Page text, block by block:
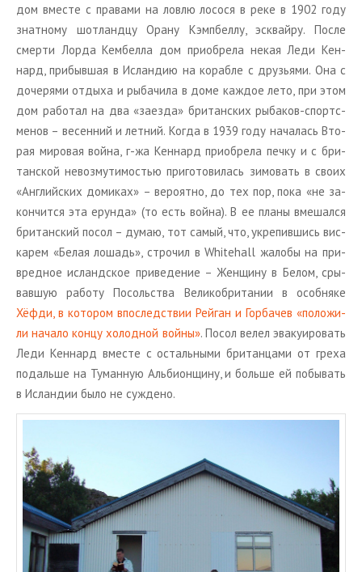
дом вме­сте с пра­ва­ми на ловлю ло­со­ся в реке в 1902 году
знат­но­му шот­ланд­цу Орану Кэм­п­бел­лу, эс­квай­ру. После
смер­ти Лорда Кем­бел­ла дом при­об­ре­ла некая Леди Кен­
нард, при­быв­шая в Ис­лан­дию на ко­раб­ле с дру­зья­ми. Она с
до­че­ря­ми от­ды­ха и ры­ба­чи­ла в доме каж­дое лето, при этом
дом ра­бо­тал на два «за­ез­да» бри­тан­ских ры­ба­ков-спортс­
ме­нов – ве­сен­ний и лет­ний. Когда в 1939 году на­ча­лась Вто­
рая ми­ро­вая война, г-жа Кен­нард при­об­ре­ла печку и с бри­
тан­ской невоз­му­ти­мо­стью при­го­то­ви­лась зи­мо­вать в своих
«Ан­глий­ских до­ми­ках» – ве­ро­ят­но, до тех пор, пока «не за­
кон­чит­ся эта ерун­да» (то есть война). В ее планы вме­шал­ся
бри­тан­ский посол – думаю, тот самый, что, укре­пив­шись вис­
ка­рем «Белая ло­шадь», стро­чил в Whitehall жа­ло­бы на при­
вред­ное ис­ланд­ское при­ве­де­ние – Жен­щи­ну в Белом, сры­
вав­шую ра­бо­ту По­соль­ства Ве­ли­ко­бри­та­нии в особ­ня­ке
Хёфди, в ко­то­ром впо­след­ствии Рей­ган и Гор­ба­чев «по­ло­жи­
ли на­ча­ло концу хо­лод­ной войны». Посол велел эва­ку­и­ро­вать
Леди Кен­нард вме­сте с осталь­ны­ми бри­тан­ца­ми от греха
по­даль­ше на Ту­ман­ную Аль­бион­щи­ну, и боль­ше ей по­бы­вать
в Ис­лан­дии было не суж­де­но.